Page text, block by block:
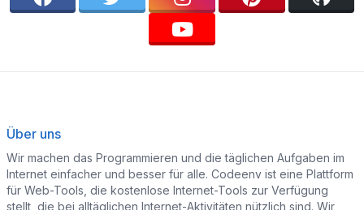
Über uns
Wir machen das Programmieren und die täglichen Aufgaben im
Internet einfacher und besser für alle. Codeenv ist eine Plattform
für Web-Tools, die kostenlose Internet-Tools zur Verfügung
stellt, die bei alltäglichen Internet-Aktivitäten nützlich sind. Wir